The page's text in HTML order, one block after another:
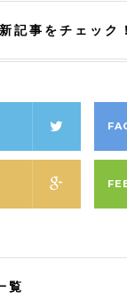
記事をチェック！
覧